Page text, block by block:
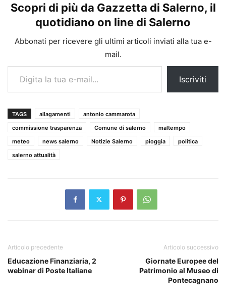
Scopri di più da Gazzetta di Salerno, il
quotidiano on line di Salerno
Abbonati per ricevere gli ultimi articoli inviati alla tua e-
mail.
Digita la tua e-mail...
Iscriviti
TAGS allagamenti
antonio cammarota
commissione trasparenza
Comune di salerno
maltempo
meteo
news salerno Notizie Salerno pioggia
politica
salerno attualità
Articolo precedente
Educazione Finanziaria, 2
webinar di Poste Italiane
Articolo successivo
Giornate Europee del
Patrimonio al Museo di
Pontecagnano